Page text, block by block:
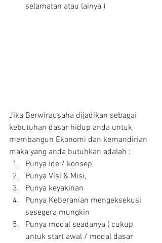
selamatan atau lainya )
Jika Berwirausaha dijadikan sebagai
kebutuhan dasar hidup anda untuk
membangun Ekonomi dan kemandirian
maka yang anda butuhkan adalah :
Punya ide / konsep
Punya Visi & Misi,
Punya keyakinan
Punya Keberanian mengeksekusi
sesegera mungkin
Punya modal seadanya ( cukup
untuk start awal / modal dasar